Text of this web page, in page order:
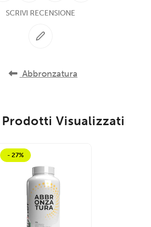
SCRIVI RECENSIONE
Abbronzatura
Visualizzati
- 27%